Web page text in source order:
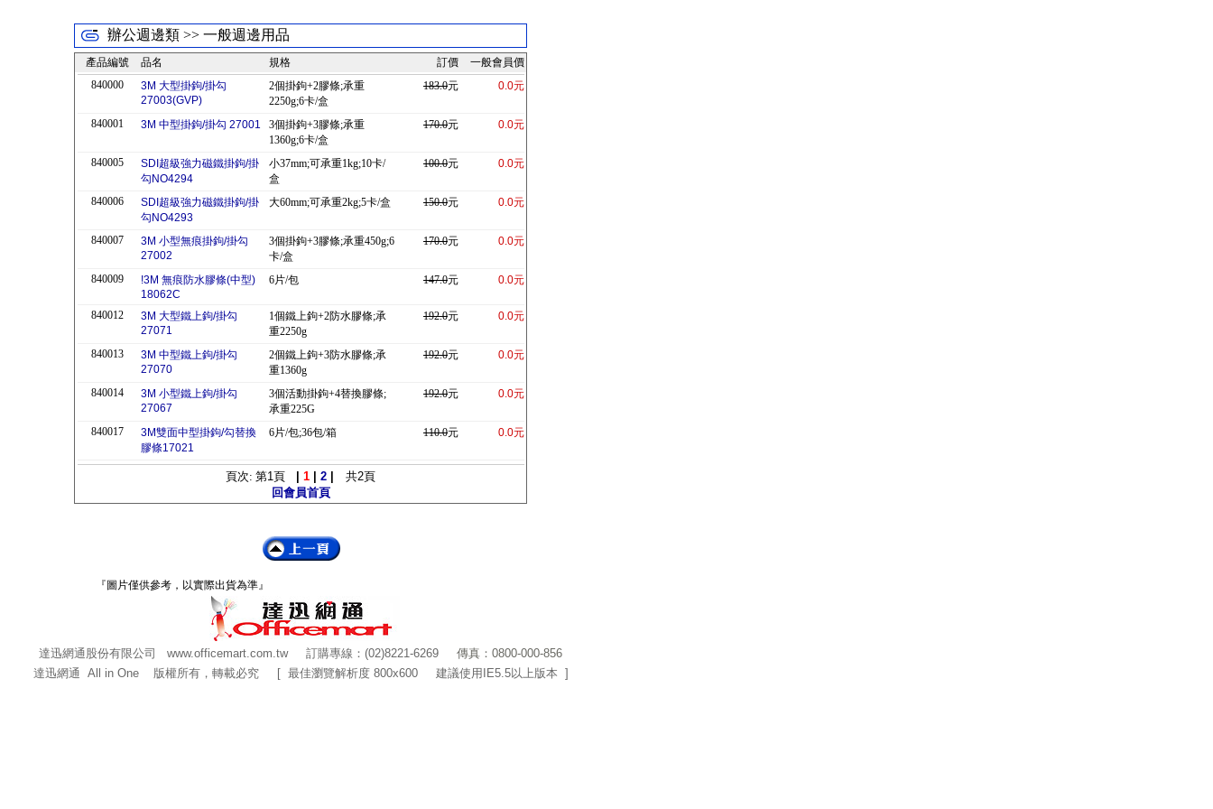
辦公週邊類 >> 一般週邊用品
產品編號 品名 規格 訂價
一般會員價
840000
3M 大型掛鉤/掛勾
27003(GVP)
2個掛鉤+2膠條;承重
2250g;6卡/盒
183.0元 0.0元
840001 3M 中型掛鉤/掛勾 27001
3個掛鉤+3膠條;承重
1360g;6卡/盒
170.0元 0.0元
840005
SDI超級強力磁鐵掛鉤/掛
勾NO4294
小37mm;可承重1kg;10卡/
盒
100.0元 0.0元
840006
SDI超級強力磁鐵掛鉤/掛
勾NO4293
大60mm;可承重2kg;5卡/盒 150.0元 0.0元
840007
3M 小型無痕掛鉤/掛勾
27002
3個掛鉤+3膠條;承重450g;6
卡/盒
170.0元 0.0元
840009
!3M 無痕防水膠條(中型)
18062C
6片/包 147.0元 0.0元
840012
3M 大型鐵上鉤/掛勾
27071
1個鐵上鉤+2防水膠條;承
重2250g
192.0元 0.0元
840013
3M 中型鐵上鉤/掛勾
27070
2個鐵上鉤+3防水膠條;承
重1360g
192.0元 0.0元
840014
3M 小型鐵上鉤/掛勾
27067
3個活動掛鉤+4替換膠條;
承重225G
192.0元 0.0元
840017
3M雙面中型掛鉤/勾替換
膠條17021
6片/包;36包/箱 110.0元 0.0元
頁次: 第1頁 1 2 共2頁
回會員首頁
『圖片僅供參考，以實際出貨為準』
達迅網通股份有限公司 www.officemart.com.tw訂購專線：(02)8221-6269
傳真：0800-000-856
達迅網通 All in One 版權所有，轉載必究 [ 最佳瀏覽解析度 800x600 建議使用IE5.5以上版本 ]